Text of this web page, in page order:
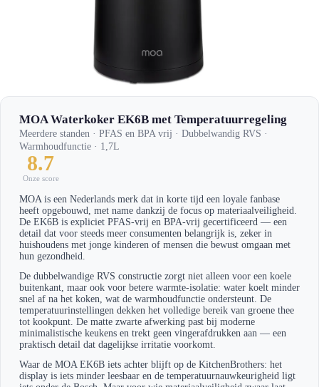
MOA Waterkoker EK6B met Temperatuurregeling
Meerdere standen · PFAS en BPA vrij · Dubbelwandig RVS ·
Warmhoudfunctie · 1,7L
8.7
Onze score
MOA is een Nederlands merk dat in korte tijd een loyale fanbase
heeft opgebouwd, met name dankzij de focus op materiaalveiligheid.
De EK6B is expliciet PFAS-vrij en BPA-vrij gecertificeerd — een
detail dat voor steeds meer consumenten belangrijk is, zeker in
huishoudens met jonge kinderen of mensen die bewust omgaan met
hun gezondheid.
De dubbelwandige RVS constructie zorgt niet alleen voor een koele
buitenkant, maar ook voor betere warmte-isolatie: water koelt minder
snel af na het koken, wat de warmhoudfunctie ondersteunt. De
temperatuurinstellingen dekken het volledige bereik van groene thee
tot kookpunt. De matte zwarte afwerking past bij moderne
minimalistische keukens en trekt geen vingerafdrukken aan — een
praktisch detail dat dagelijkse irritatie voorkomt.
Waar de MOA EK6B iets achter blijft op de KitchenBrothers: het
display is iets minder leesbaar en de temperatuurnauwkeurigheid ligt